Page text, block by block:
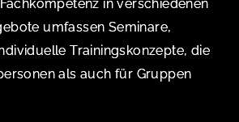
in verschiedenen
umfassen Seminare,
Trainingskonzepte, die
als auch für Gruppen